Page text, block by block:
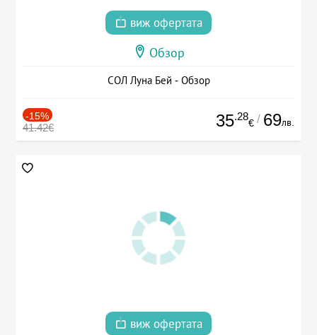
виж офертата
Обзор
СОЛ Луна Бей - Обзор
-15%
41.42€ 35.28
€ / 69лв.
виж офертата